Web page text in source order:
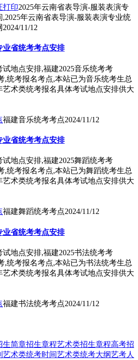
打印2025年云南省表导演-服装表演专
年云南省表导演-服装表演专业统
2024/11/12
业省统考考点安排
试地点安排,福建2025音乐统考考
,统考报名考点,本站已为音乐统考生总
艺术类统考报名具体考试地点安排供大
福建音乐统考考点2024/11/12
业省统考考点安排
试地点安排,福建2025舞蹈统考考
,统考报名考点,本站已为舞蹈统考生总
艺术类统考报名具体考试地点安排供大
福建舞蹈统考考点2024/11/12
业省统考考点安排
试地点安排,福建2025书法统考考
,统考报名考点,本站已为书法统考生总
艺术类统考报名具体考试地点安排供大
福建书法统考考点2024/11/12
生简章招生章程艺术类招生章程高考招
艺术类统考时间艺术类统考大纲艺考人